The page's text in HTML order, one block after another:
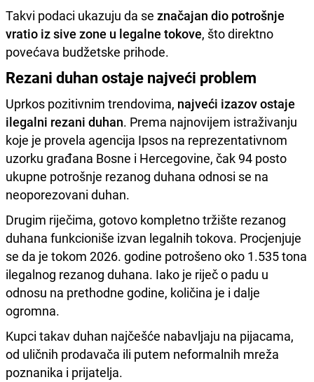
Takvi podaci ukazuju da se značajan dio potrošnje
vratio iz sive zone u legalne tokove, što direktno
povećava budžetske prihode.
Rezani duhan ostaje najveći problem
Uprkos pozitivnim trendovima, najveći izazov ostaje
ilegalni rezani duhan. Prema najnovijem istraživanju
koje je provela agencija Ipsos na reprezentativnom
uzorku građana Bosne i Hercegovine, čak 94 posto
ukupne potrošnje rezanog duhana odnosi se na
neoporezovani duhan.
Drugim riječima, gotovo kompletno tržište rezanog
duhana funkcioniše izvan legalnih tokova. Procjenjuje
se da je tokom 2026. godine potrošeno oko 1.535 tona
ilegalnog rezanog duhana. Iako je riječ o padu u
odnosu na prethodne godine, količina je i dalje
ogromna.
Kupci takav duhan najčešće nabavljaju na pijacama,
od uličnih prodavača ili putem neformalnih mreža
poznanika i prijatelja.